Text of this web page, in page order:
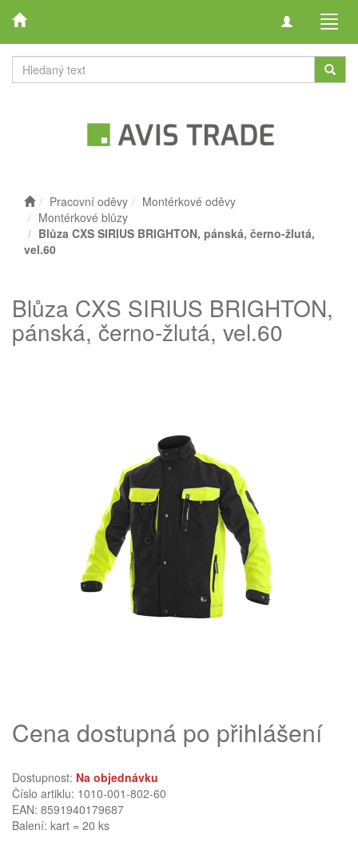
Toggle
Pracovní oděvy
Montérkové oděvy
Montérkové blůzy
Blůza CXS SIRIUS BRIGHTON, pánská, černo-žlutá,
vel.60
Blůza CXS SIRIUS BRIGHTON,
pánská, černo-žlutá, vel.60
Cena dostupná po přihlášení
Dostupnost: Na objednávku
Číslo artiklu: 1010-001-802-60
EAN: 8591940179687
Balení: kart = 20 ks